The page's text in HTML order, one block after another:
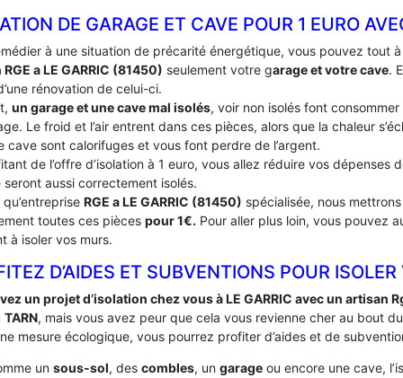
DE GARAGE ET CAVE POUR 1 EURO
à une situation de précarité énergétique, vous pouvez tout
a LE GARRIC (81450) seulement votre garage et votre cave.
rénovation de celui-ci.
un garage et une cave mal isolés, voir non isolés font
Le froid et l’air entrent dans ces pièces, alors que la chaleur
cave sont calorifuges et vous font perdre de l’argent.
de l’offre d’isolation à 1 euro, vous allez réduire vos dépenses
seront aussi correctement isolés.
RGE a LE GARRIC (81450) spécialisée, nous
toutes ces pièces pour 1€. Pour aller plus loin, vous pouvez
à isoler vos murs.
D’AIDES ET SUBVENTIONS POUR
un projet d’isolation chez vous à LE GARRIC avec un artisan
TARN, mais vous avez peur que cela vous revienne cher au bout
mesure écologique, vous pourrez profiter d’aides et de
un sous-sol, des combles, un garage ou encore une cave,